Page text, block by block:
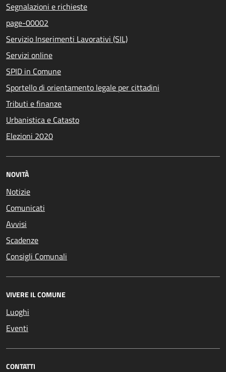
Segnalazioni e richieste
page-00002
Servizio Inserimenti Lavorativi (SIL)
Servizi online
SPID in Comune
Sportello di orientamento legale per cittadini
Tributi e finanze
Urbanistica e Catasto
Elezioni 2020
NOVITÀ
Notizie
Comunicati
Avvisi
Scadenze
Consigli Comunali
VIVERE IL COMUNE
Luoghi
Eventi
CONTATTI